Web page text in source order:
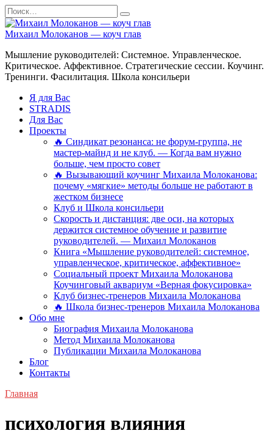
Перейти
к
содержанию
Search
for:
Михаил Молоканов — коуч глав
Мышление руководителей: Системное. Управленческое.
Критическое. Аффективное. Стратегические сессии. Коучинг.
Тренинги. Фасилитация. Школа консильери
Я для Вас
STRADIS
Для Вас
Проекты
🔥 Синдикат резонанса: не форум-группа, не
мастер-майнд и не клуб. — Когда вам нужно
больше, чем просто совет
🔥 Вызывающий коучинг Михаила Молоканова:
почему «мягкие» методы больше не работают в
жестком бизнесе
Клуб и Школа консильери
Скорость и дистанция: две оси, на которых
держится системное обучение и развитие
руководителей. — Михаил Молоканов
Книга «Мышление руководителей: системное,
управленческое, критическое, аффективное»
Социальный проект Михаила Молоканова
Коучинговый аквариум «Верная фокусировка»
Клуб бизнес-тренеров Михаила Молоканова
🔥 Школа бизнес-тренеров Михаила Молоканова
Обо мне
Биография Михаила Молоканова
Метод Михаила Молоканова
Публикации Михаила Молоканова
Блог
Контакты
Главная
психология влияния